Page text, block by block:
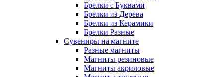
Брелки с Буквами
Брелки из Дерева
Брелки из Керамики
Брелки Разные
Сувениры на магните
Разные магниты
Магниты резиновые
Магниты акриловые